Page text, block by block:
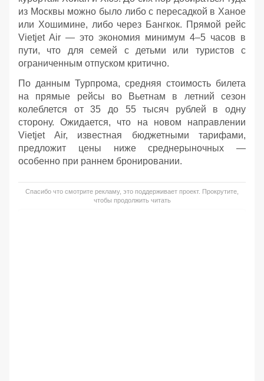
из Москвы можно было либо с пересадкой в Ханое
или Хошимине, либо через Бангкок. Прямой рейс
Vietjet Air — это экономия минимум 4–5 часов в
пути, что для семей с детьми или туристов с
ограниченным отпуском критично.
По данным Турпрома, средняя стоимость билета
на прямые рейсы во Вьетнам в летний сезон
колеблется от 35 до 55 тысяч рублей в одну
сторону. Ожидается, что на новом направлении
Vietjet Air, известная бюджетными тарифами,
предложит цены ниже среднерыночных —
особенно при раннем бронировании.
Спасибо что смотрите рекламу, это поддерживает проект. Прокрутите,
чтобы продолжить читать